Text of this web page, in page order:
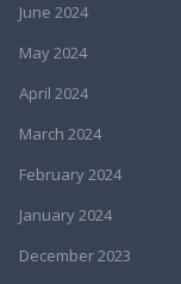
June 2024
May 2024
April 2024
March 2024
February 2024
January 2024
December 2023